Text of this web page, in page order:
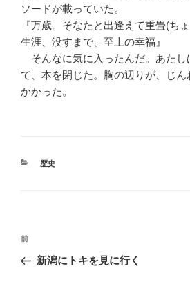
ソードが載っていた。
『万歳。そなたと出逢えて重畳(ち
生涯、没すまで、至上の幸福』
そんなに気に入ったんだ。あたし
て、本を閉じた。胸の辺りが、じ
かかった。
カ
歴史
投
ナ
前
の
前
新潟にトキを見に行く